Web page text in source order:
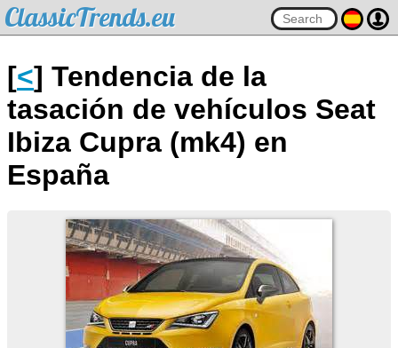
ClassicTrends.eu
[<] Tendencia de la
tasación de vehículos Seat
Ibiza Cupra (mk4) en
España